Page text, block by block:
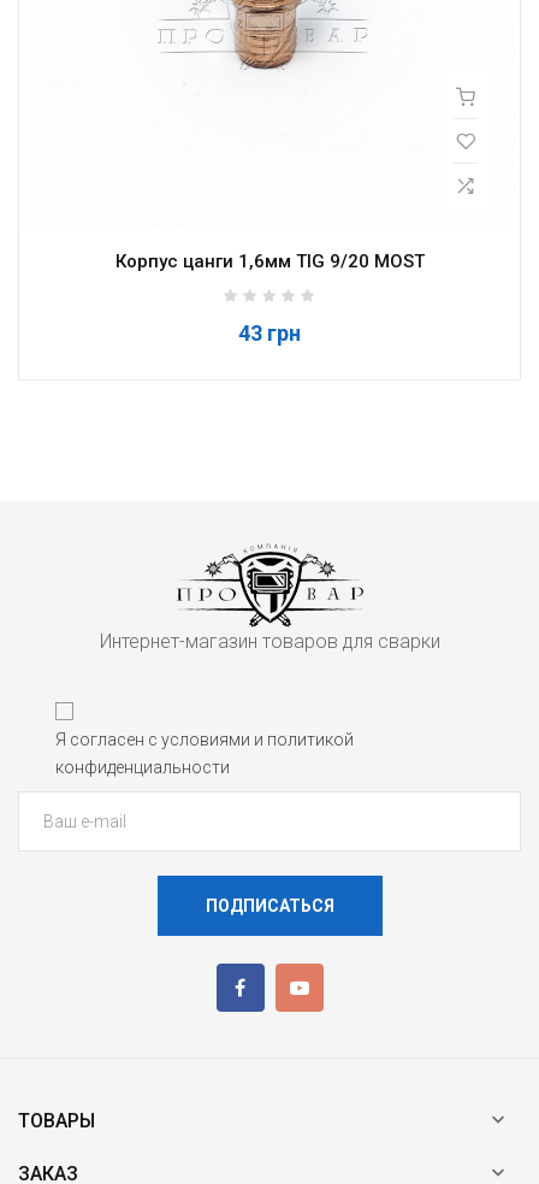
Корпус цанги 1,6мм TIG 9/20 MOST
43 грн
Интернет-магазин товаров для сварки
Я согласен с условиями и политикой
конфиденциальности
ПОДПИСАТЬСЯ
ТОВАРЫ 
ЗАКАЗ 